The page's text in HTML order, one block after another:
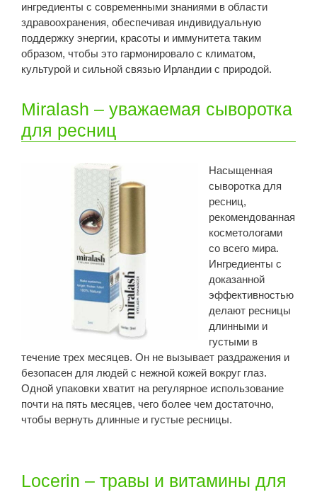
ингредиенты с современными знаниями в области
здравоохранения, обеспечивая индивидуальную
поддержку энергии, красоты и иммунитета таким
образом, чтобы это гармонировало с климатом,
культурой и сильной связью Ирландии с природой.
Miralash – уважаемая сыворотка
для ресниц
Насыщенная
сыворотка для
ресниц,
рекомендованная
косметологами
со всего мира.
Ингредиенты с
доказанной
эффективностью
делают ресницы
длинными и
густыми в
течение трех месяцев. Он не вызывает раздражения и
безопасен для людей с нежной кожей вокруг глаз.
Одной упаковки хватит на регулярное использование
почти на пять месяцев, чего более чем достаточно,
чтобы вернуть длинные и густые ресницы.
Locerin – травы и витамины для